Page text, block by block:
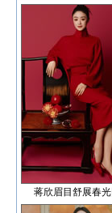
蒋欣眉目舒展春